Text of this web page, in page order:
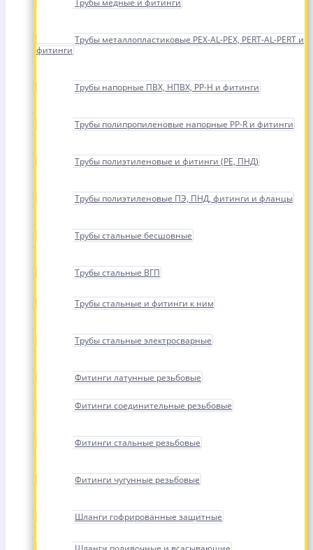
Трубы медные и фитинги
Трубы металлопластиковые PEX-AL-PEX, PERT-AL-PERT и
фитинги
Трубы напорные ПВХ, НПВХ, PP-H и фитинги
Трубы полипропиленовые напорные PP-R и фитинги
Трубы полиэтиленовые и фитинги (PE, ПНД)
Трубы полиэтиленовые ПЭ, ПНД, фитинги и фланцы
Трубы стальные бесшовные
Трубы стальные ВГП
Трубы стальные и фитинги к ним
Трубы стальные электросварные
Фитинги латунные резьбовые
Фитинги соединительные резьбовые
Фитинги стальные резьбовые
Фитинги чугунные резьбовые
Шланги гофрированные защитные